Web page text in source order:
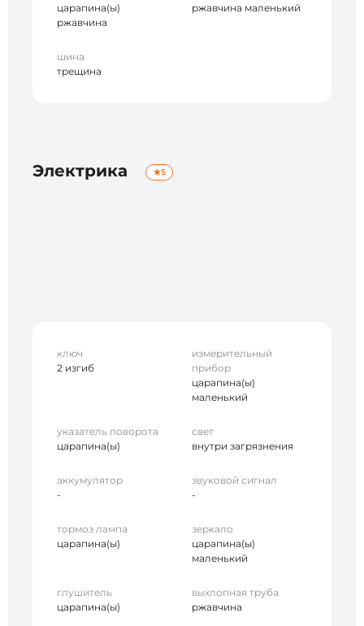
царапина(ы)
ржавчина
ржавчина маленький
шина
трещина
Электрика 5
ключ
2 изгиб
измерительный
прибор
царапина(ы)
маленький
указатель поворота
царапина(ы)
свет
внутри загрязнения
аккумулятор
-
звуковой сигнал
-
тормоз лампа
царапина(ы)
зеркало
царапина(ы)
маленький
глушитель
царапина(ы)
выхлопная труба
ржавчина